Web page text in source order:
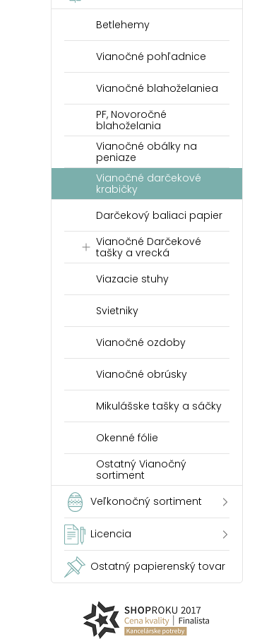
Betlehemy
Vianočné pohľadnice
Vianočné blahoželaniea
PF, Novoročné
blahoželania
Vianočné obálky na
peniaze
Vianočné darčekové
krabičky
Darčekový baliaci papier
Vianočné Darčekové
tašky a vrecká
Viazacie stuhy
Svietniky
Vianočné ozdoby
Vianočné obrúsky
Mikulášske tašky a sáčky
Okenné fólie
Ostatný Vianočný
sortiment
Veľkonočný sortiment
Licencia
Ostatný papierenský tovar